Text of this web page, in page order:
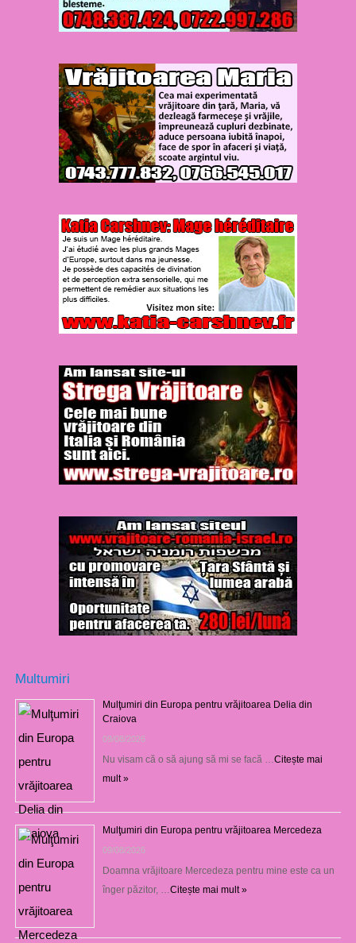
Multumiri
Mulţumiri din Europa pentru vrăjitoarea Delia din
Craiova
09/08/2026
Nu visam că o să ajung să mi se facă … Citește mai
mult »
Mulţumiri din Europa pentru vrăjitoarea Mercedeza
09/08/2026
Doamna vrăjitoare Mercedeza pentru mine este ca un
înger păzitor, … Citește mai mult »